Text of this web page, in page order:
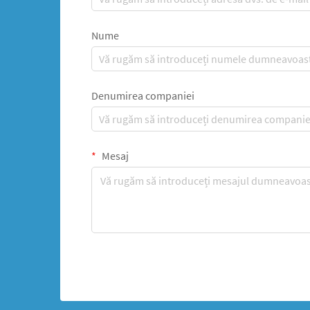
Nume
Denumirea companiei
Mesaj